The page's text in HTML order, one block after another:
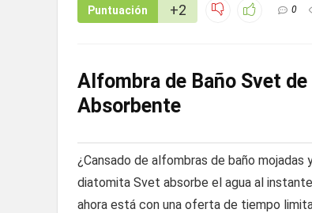
Puntuación +2 0
Alfombra de Baño Svet
Absorbente
¿Cansado de alfombras de baño
diatomita Svet absorbe el agua al
ahora está con una oferta de tiempo